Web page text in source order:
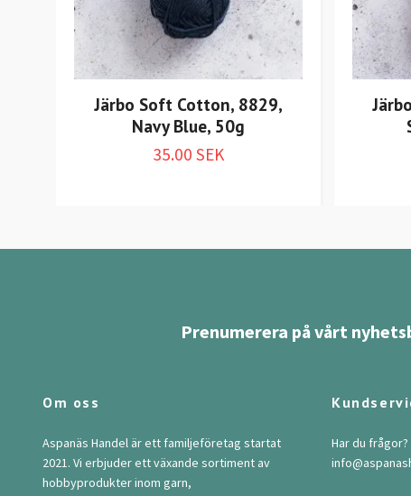
Järbo Soft Cotton, 8829,
Navy Blue, 50g
35.00 SEK
Prenumerera på vårt
Om oss
Aspanäs Handel är ett familjeföretag startat
2021. Vi erbjuder ett växande sortiment av
hobbyprodukter inom garn,
Har du frågor?